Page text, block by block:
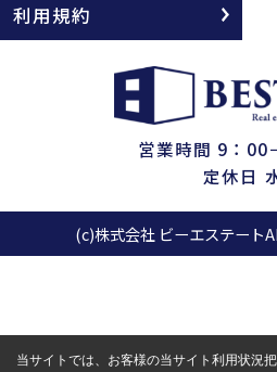
利用規約
営業時間 9：00
定休日
(c)株式会社 ビーエステー
当サイトでは、お客様の当サイト利用状況